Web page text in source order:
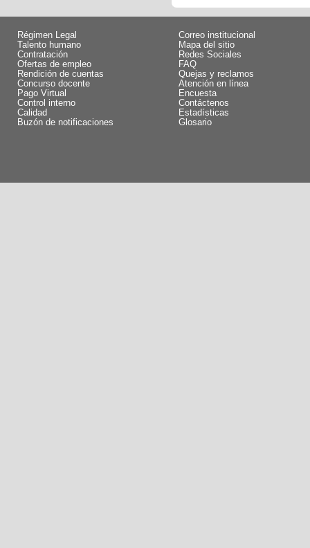
Régimen Legal
Talento humano
Contratación
Ofertas de empleo
Rendición de cuentas
Concurso docente
Pago Virtual
Control interno
Calidad
Buzón de notificaciones
Correo institucional
Mapa del sitio
Redes Sociales
FAQ
Quejas y reclamos
Atención en línea
Encuesta
Contáctenos
Estadísticas
Glosario